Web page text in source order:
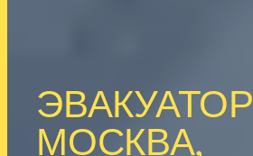
ЭВАКУАТОР
МОСКВА,